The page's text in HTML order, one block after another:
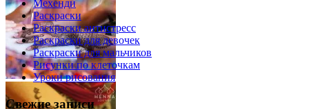
Мехенди
Раскраски
Раскраски антистресс
Раскраски для девочек
Раскраски для мальчиков
Рисунки по клеточкам
Уроки рисования
Свежие записи